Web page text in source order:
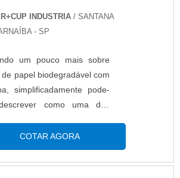
INDUSTRIA/ SANTANA
- SP
um pouco mais sobre
de papel biodegradável com
simplificadamente pode-
como uma das
menos o meio ambiente
o lixo que todos produzem,
se trata de um produto
COTAR AGORA